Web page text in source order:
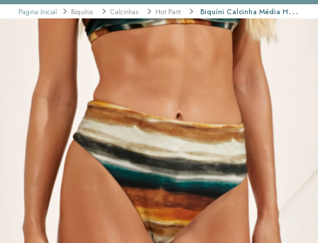
Biquínis Calcinhas Hot Pant Biquíni Calcinha Média Hot Pant Com Cintura Alta Estampada - Minerais